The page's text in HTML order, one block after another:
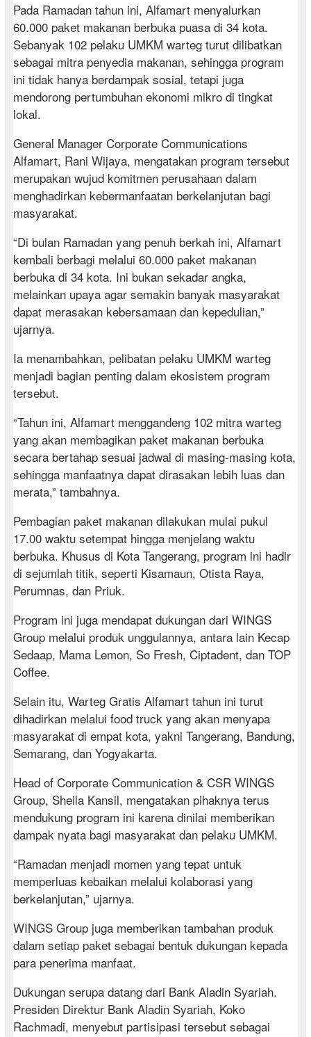
Pada Ramadan tahun ini, Alfamart menyalurkan
60.000 paket makanan berbuka puasa di 34 kota.
Sebanyak 102 pelaku UMKM warteg turut dilibatkan
sebagai mitra penyedia makanan, sehingga program
ini tidak hanya berdampak sosial, tetapi juga
mendorong pertumbuhan ekonomi mikro di tingkat
lokal.
General Manager Corporate Communications
Alfamart, Rani Wijaya, mengatakan program tersebut
merupakan wujud komitmen perusahaan dalam
menghadirkan kebermanfaatan berkelanjutan bagi
masyarakat.
“Di bulan Ramadan yang penuh berkah ini, Alfamart
kembali berbagi melalui 60.000 paket makanan
berbuka di 34 kota. Ini bukan sekadar angka,
melainkan upaya agar semakin banyak masyarakat
dapat merasakan kebersamaan dan kepedulian,”
ujarnya.
Ia menambahkan, pelibatan pelaku UMKM warteg
menjadi bagian penting dalam ekosistem program
tersebut.
“Tahun ini, Alfamart menggandeng 102 mitra warteg
yang akan membagikan paket makanan berbuka
secara bertahap sesuai jadwal di masing-masing kota,
sehingga manfaatnya dapat dirasakan lebih luas dan
merata,” tambahnya.
Pembagian paket makanan dilakukan mulai pukul
17.00 waktu setempat hingga menjelang waktu
berbuka. Khusus di Kota Tangerang, program ini hadir
di sejumlah titik, seperti Kisamaun, Otista Raya,
Perumnas, dan Priuk.
Program ini juga mendapat dukungan dari WINGS
Group melalui produk unggulannya, antara lain Kecap
Sedaap, Mama Lemon, So Fresh, Ciptadent, dan TOP
Coffee.
Selain itu, Warteg Gratis Alfamart tahun ini turut
dihadirkan melalui food truck yang akan menyapa
masyarakat di empat kota, yakni Tangerang, Bandung,
Semarang, dan Yogyakarta.
Head of Corporate Communication & CSR WINGS
Group, Sheila Kansil, mengatakan pihaknya terus
mendukung program ini karena dinilai memberikan
dampak nyata bagi masyarakat dan pelaku UMKM.
“Ramadan menjadi momen yang tepat untuk
memperluas kebaikan melalui kolaborasi yang
berkelanjutan,” ujarnya.
WINGS Group juga memberikan tambahan produk
dalam setiap paket sebagai bentuk dukungan kepada
para penerima manfaat.
Dukungan serupa datang dari Bank Aladin Syariah.
Presiden Direktur Bank Aladin Syariah, Koko
Rachmadi, menyebut partisipasi tersebut sebagai